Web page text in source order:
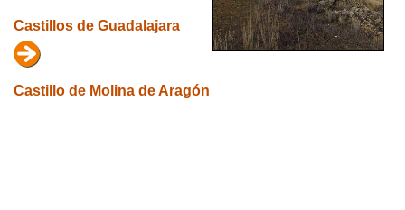
Castillos de Guadalajara
Castillo de Molina de Aragón